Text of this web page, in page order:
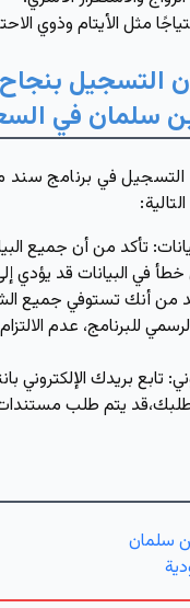
مثل الأيتام وذوي
التسجيل
سلمان في
في برنامج
: تأكد من أن جميع
في البيانات قد يؤدي
من أنك تستوفي جميع
للبرنامج، عدم
: تابع بريدك الإلكتروني
يتم طلب
سلمان